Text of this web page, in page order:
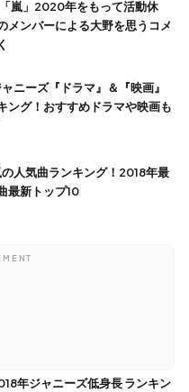
ンバーによる大野を思うコメ
ング！おすすめドラマや映画も
最新トップ10